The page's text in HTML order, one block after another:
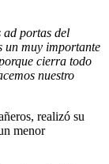
ad portas del
un muy importante
cierra todo
nuestro
realizó su
menor